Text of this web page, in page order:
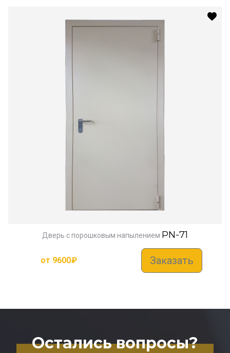
Дверь с порошковым напылением PN-71
от 9600₽ Заказать
Остались вопросы?